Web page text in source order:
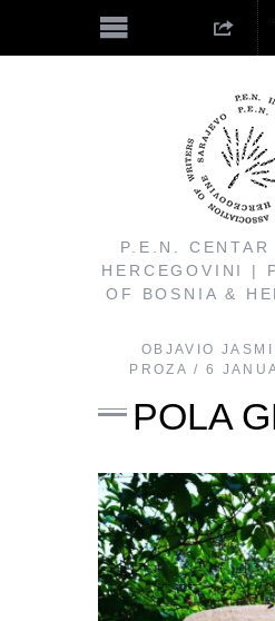
P.E.N.
HERCEGOVINI |
OF BOSNIA &
OBJAVIO
PROZA
6
POLA